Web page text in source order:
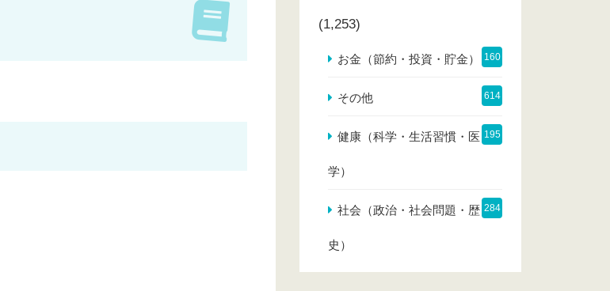
(1,253)
お金（節約・投資・貯金） 160
その他 614
健康（科学・生活習慣・医
学）
195
社会（政治・社会問題・歴
史）
284